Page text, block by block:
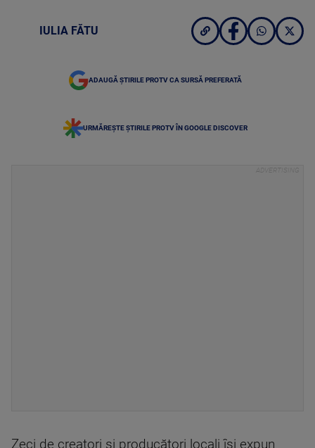
IULIA FĂTU
ADAUGĂ ȘTIRILE PROTV CA SURSĂ PREFERATĂ
URMĂREȘTE ȘTIRILE PROTV ÎN GOOGLE DISCOVER
Zeci de creatori și producători locali își expun